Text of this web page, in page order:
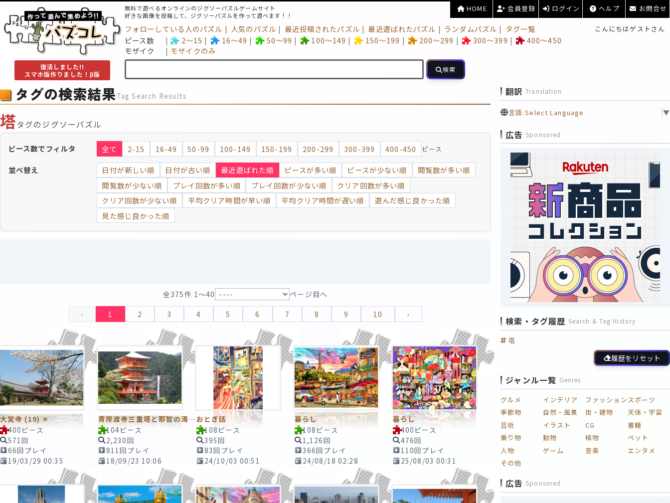
復活しました!!
スマホ版作りました！β版
検索
無料で遊べるオンラインのジグソーパズルゲームサイト
好きな画像を投稿して、ジグソーパズルを作って遊べます！！
HOME 会員登録 ログイン ヘルプ お問合せ
こんにちはゲストさん
フォローしている人のパズル 人気のパズル 最近投稿されたパズル 最近遊ばれたパズル ランダムパズル
タグ一覧
ピース数
2～15 16～49 50～99 100～149 150～199 200～299 300～399
400～450
モザイク
モザイクのみ
タグの検索結果Tag Search Results
塔タグのジグソーパズル
ピース数でフィルタ 全て 2-15 16-49 50-99 100-149 150-199 200-299 300-399 400-450 ピース
並べ替え 日付が新しい順 日付が古い順 最近遊ばれた順 ピースが多い順 ピースが少ない順
閲覧数が多い順
閲覧数が少ない順
プレイ回数が多い順 プレイ回数が少ない順
クリア回数が多い順
クリア回数が少ない順
平均クリア時間が早い順 平均クリア時間が遅い順
遊んだ感じ良かった順
見た感じ良かった順
全375件 1〜40
ページ目へ
‹
1 2 3 4 5 6 7 8 9 10 ›
大覚寺 (19) ＊
400ピース
571回
66回プレイ
19/03/29 00:35
青岸渡寺三重塔と那智の滝（世界遺産）
104ピース
2,230回
811回プレイ
18/09/23 10:06
おとぎ話
108ピース
395回
83回プレイ
24/10/03 00:51
暮らし
108ピース
1,126回
366回プレイ
24/08/18 02:28
暮らし
400ピース
476回
110回プレイ
25/08/03 00:31
翻訳 Translation
言語:Select Language ▼
広告 Sponsored
検索・タグ履歴 Search & Tag History
塔
履歴をリセット
ジャンル一覧 Genres
グルメ インテリア ファッションスポーツ
季節物
自然・風景 街・建物
天体・宇宙
芸術
イラスト CG
書籍
乗り物
動物 植物
ペット
人物
ゲーム 音楽
エンタメ
その他
広告 Sponsored